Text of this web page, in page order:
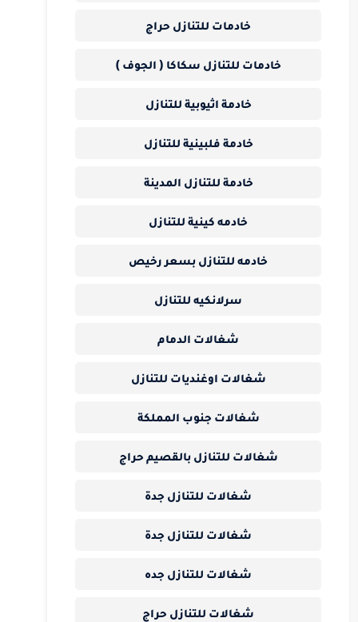
خادمات للتنازل حراج
خادمات للتنازل سكاكا ( الجوف )
خادمة اثيوبية للتنازل
خادمة فلبينية للتنازل
خادمة للتنازل المدينة
خادمه كينية للتنازل
خادمه للتنازل بسعر رخيص
سرلانكيه للتنازل
شغالات الدمام
شغالات اوغنديات للتنازل
شغالات جنوب المملكة
شغالات للتنازل بالقصيم حراج
شغالات للتنازل جدة
شغالات للتنازل جدة
شغالات للتنازل جده
شغالات للتنازل حراج